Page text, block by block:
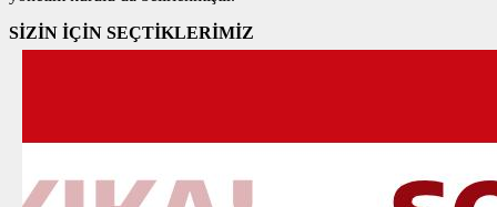
SİZİN İÇİN SEÇTİKLERİMİZ